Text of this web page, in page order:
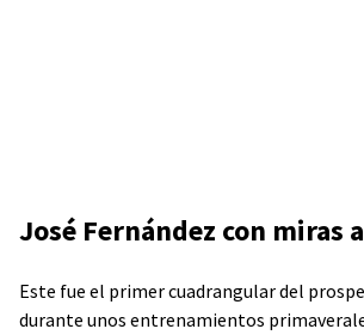
José Fernández con miras
Este fue el primer cuadrangular del
durante unos entrenamientos